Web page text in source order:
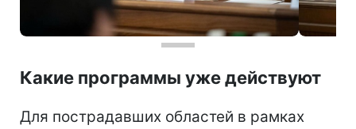
Какие программы уже действуют
Для пострадавших областей в рамках